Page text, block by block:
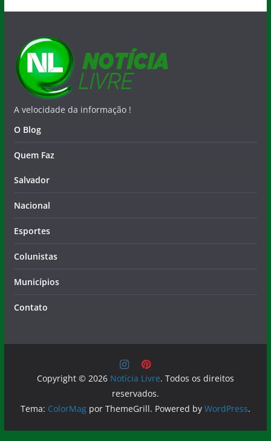
A velocidade da informação !
O Blog
Quem Faz
Salvador
Nacional
Esportes
Colunistas
Municípios
Contato
Copyright © 2026 Notícia Livre. Todos os direitos
reservados.
Tema: ColorMagpor ThemeGrill. Powered by WordPress.